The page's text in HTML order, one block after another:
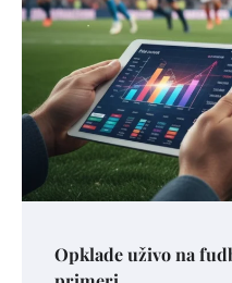
Opklade uživo na